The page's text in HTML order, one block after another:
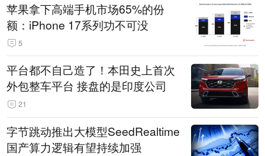
苹果拿下高端手机市场65%的份
额：iPhone 17系列功不可没
5
平台都不自己造了！本田史上首次
外包整车平台 接盘的是印度公司
21
字节跳动推出大模型SeedRealtime
国产算力逻辑有望持续加强